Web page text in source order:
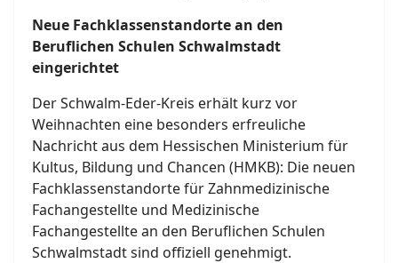
Neue Fachklassenstandorte an den
Beruflichen Schulen Schwalmstadt
eingerichtet
Der Schwalm-Eder-Kreis erhält kurz vor
Weihnachten eine besonders erfreuliche
Nachricht aus dem Hessischen Ministerium für
Kultus, Bildung und Chancen (HMKB): Die neuen
Fachklassenstandorte für Zahnmedizinische
Fachangestellte und Medizinische
Fachangestellte an den Beruflichen Schulen
Schwalmstadt sind offiziell genehmigt.